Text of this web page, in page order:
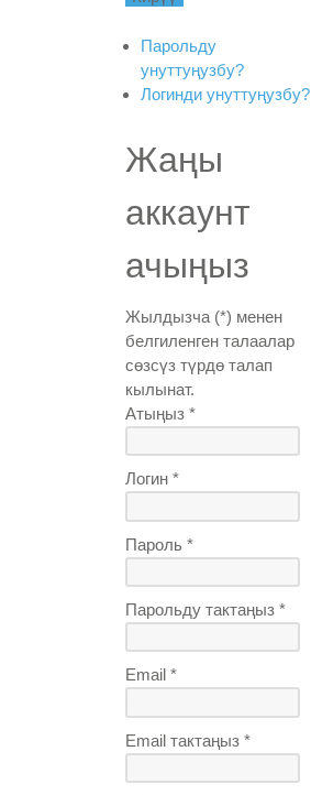
Парольду
унуттуңузбу?
Логинди унуттуңузбу?
Жаңы
аккаунт
ачыңыз
Жылдызча (*) менен
белгиленген талаалар
сөзсүз түрдө талап
кылынат.
Атыңыз *
Логин *
Пароль *
Парольду тактаңыз *
Email *
Email тактаңыз *